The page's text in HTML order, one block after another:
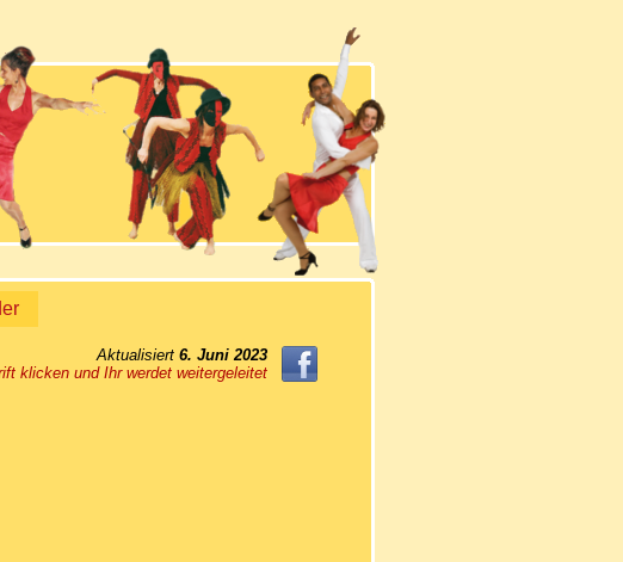
Aktualisiert 6. Juni 2023
klicken und Ihr werdet weitergeleitet